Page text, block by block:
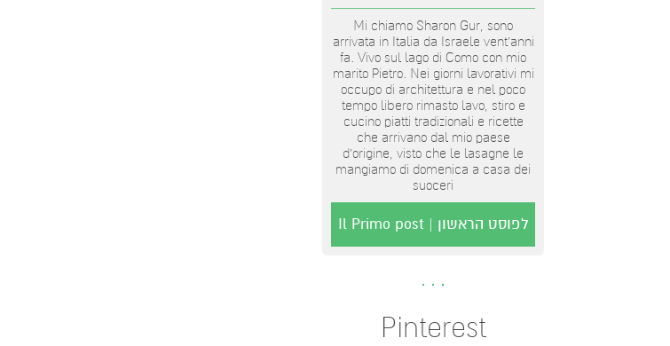
Mi chiamo Sharon Gur, sono
arrivata in Italia da Israele vent'anni
fa. Vivo sul lago di Como con mio
marito Pietro. Nei giorni lavorativi mi
occupo di architettura e nel poco
tempo libero rimasto lavo, stiro e
cucino piatti tradizionali e ricette
che arrivano dal mio paese
d’origine, visto che le lasagne le
mangiamo di domenica a casa dei
suoceri
לפוסט הראשון | Il Primo post
Pinterest